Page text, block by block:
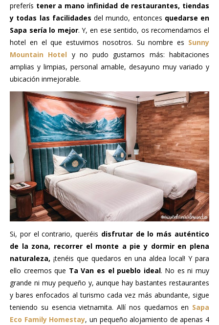
preferís tener a mano infinidad de restaurantes, tiendas
y todas las facilidades del mundo, entonces quedarse en
Sapa sería lo mejor. Y, en ese sentido, os recomendamos el
hotel en el que estuvimos nosotros. Su nombre es Sunny
Mountain Hotel y no pudo gustarnos más: habitaciones
amplias y limpias, personal amable, desayuno muy variado y
ubicación inmejorable.
Si, por el contrario, queréis disfrutar de lo más auténtico
de la zona, recorrer el monte a pie y dormir en plena
naturaleza, ¡tenéis que quedaros en una aldea local! Y para
ello creemos que Ta Van es el pueblo ideal. No es ni muy
grande ni muy pequeño y, aunque hay bastantes restaurantes
y bares enfocados al turismo cada vez más abundante, sigue
teniendo su esencia vietnamita. Allí nos quedamos en Sapa
Eco Family Homestay, un pequeño alojamiento de apenas 4